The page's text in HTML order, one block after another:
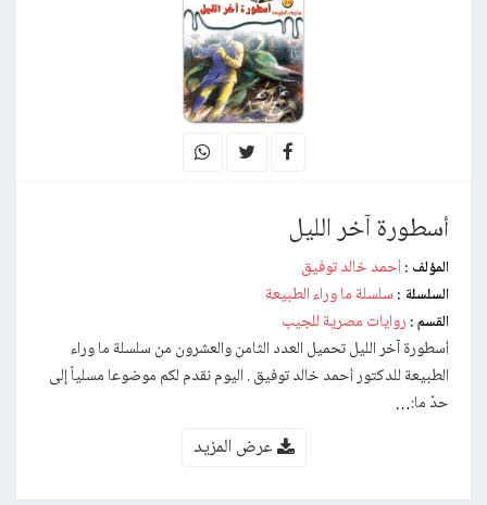
أسطورة آخر الليل
المؤلف : أحمد خالد توفيق
السلسلة : سلسلة ما وراء الطبيعة
القسم : روايات مصرية للجيب
أسطورة آخر الليل تحميل العدد الثامن والعشرون من سلسلة ما وراء
الطبيعة للدكتور أحمد خالد توفيق . اليوم نقدم لكم موضوعا مسلياً إلى
حدّ ما:…
عرض المزيد